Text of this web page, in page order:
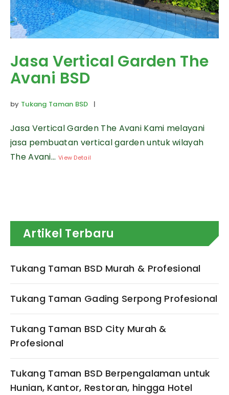
Jasa Vertical Garden The
Avani BSD
by Tukang Taman BSD |
Jasa Vertical Garden The Avani Kami melayani
jasa pembuatan vertical garden untuk wilayah
The Avani... View Detail
Artikel Terbaru
Tukang Taman BSD Murah & Profesional
Tukang Taman Gading Serpong Profesional
Tukang Taman BSD City Murah &
Profesional
Tukang Taman BSD Berpengalaman untuk
Hunian, Kantor, Restoran, hingga Hotel